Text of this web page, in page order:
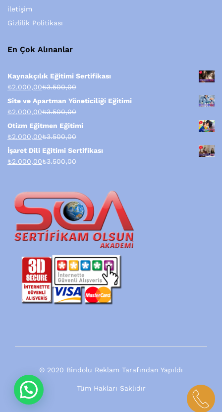
iletişim
Gizlilik Politikası
En Çok Alınanlar
Kaynakçılık Eğitimi Sertifikası
₺2.000,00₺3.500,00
Site ve Apartman Yöneticiliği Eğitimi
₺2.000,00₺3.500,00
Otizm Eğitmen Eğitimi
₺2.000,00₺3.500,00
İşaret Dili Eğitimi Sertifikası
₺2.000,00₺3.500,00
© 2020 Bindolu Reklam Tarafından Yapıldı
Tüm Hakları Saklıdır